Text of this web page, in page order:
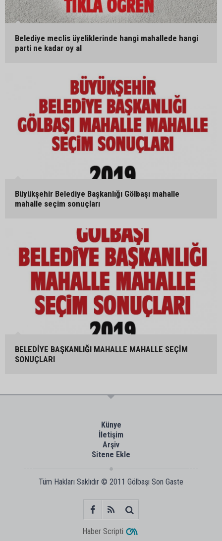
Belediye meclis üyeliklerinde hangi mahallede hangi
parti ne kadar oy al
Büyükşehir Belediye Başkanlığı Gölbaşı mahalle
mahalle seçim sonuçları
BELEDİYE BAŞKANLIĞI MAHALLE MAHALLE SEÇİM
SONUÇLARI
Künye
İletişim
Arşiv
Sitene Ekle
Tüm Hakları Saklıdır © 2011 Gölbaşı Son Gaste
Haber Scripti